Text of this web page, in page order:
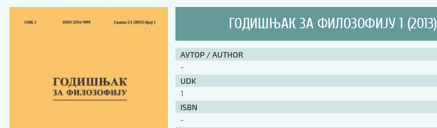
ГОДИШЊАК ЗА ФИЛОЗОФИЈУ 1 (2013)
АУТОР / AUTHOR
-
UDK
1
ISBN
-